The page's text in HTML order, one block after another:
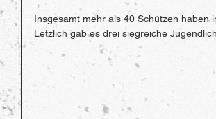
Insgesamt mehr als 40 Schützen haben
Letzlich gab es drei siegreiche